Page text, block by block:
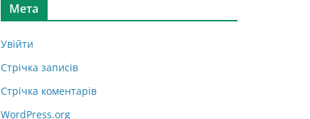
Мета
Увійти
Стрічка записів
Стрічка коментарів
WordPress.org